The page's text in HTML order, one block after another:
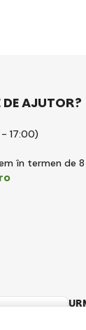
AJUTOR?
17:00)
în termen de